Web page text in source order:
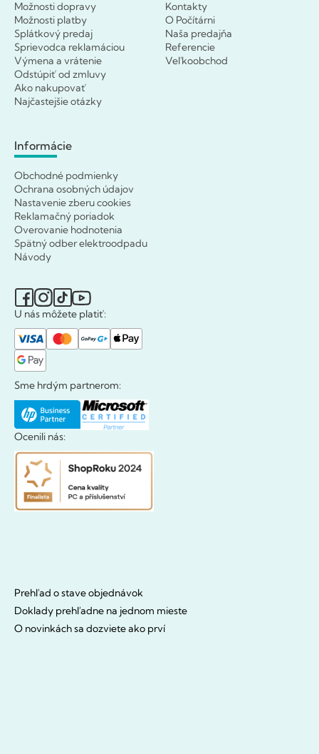
Možnosti dopravy
Možnosti platby
Splátkový predaj
Sprievodca reklamáciou
Výmena a vrátenie
Odstúpiť od zmluvy
Ako nakupovať
Najčastejšie otázky
Kontakty
O Počítárni
Naša predajňa
Referencie
Veľkoobchod
Informácie
Obchodné podmienky
Ochrana osobných údajov
Nastavenie zberu cookies
Reklamačný poriadok
Overovanie hodnotenia
Spätný odber elektroodpadu
Návody
U nás môžete platiť:
Sme hrdým partnerom:
Ocenili nás:
Prehľad o stave objednávok
Doklady prehľadne na jednom mieste
O novinkách sa dozviete ako prví